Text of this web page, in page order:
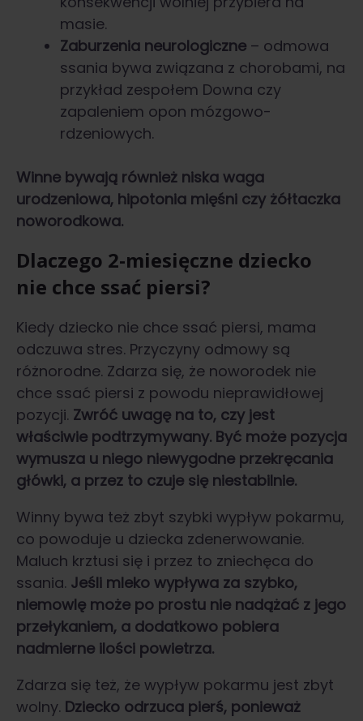
masie.
Zaburzenia neurologiczne – odmowa
ssania bywa związana z chorobami, na
przykład zespołem Downa czy
zapaleniem opon mózgowo-
rdzeniowych.
Winne bywają również niska waga
urodzeniowa, hipotonia mięśni czy żółtaczka
noworodkowa.
Dlaczego 2-miesięczne dziecko
nie chce ssać piersi?
Kiedy dziecko nie chce ssać piersi, mama
odczuwa stres. Przyczyny odmowy są
różnorodne. Zdarza się, że noworodek nie
chce ssać piersi z powodu nieprawidłowej
pozycji. Zwróć uwagę na to, czy jest
właściwie podtrzymywany. Być może pozycja
wymusza u niego niewygodne przekręcania
główki, a przez to czuje się niestabilnie.
Winny bywa też zbyt szybki wypływ pokarmu,
co powoduje u dziecka zdenerwowanie.
Maluch krztusi się i przez to zniechęca do
ssania. Jeśli mleko wypływa za szybko,
niemowlę może po prostu nie nadążać z jego
przełykaniem, a dodatkowo pobiera
nadmierne ilości powietrza.
Zdarza się też, że wypływ pokarmu jest zbyt
wolny. Dziecko odrzuca pierś, ponieważ